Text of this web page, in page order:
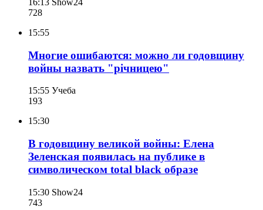
16:13 Show24
728
15:55
Многие ошибаются: можно ли годовщину
войны назвать "річницею"
15:55 Учеба
193
15:30
В годовщину великой войны: Елена
Зеленская появилась на публике в
символическом total black образе
15:30 Show24
743